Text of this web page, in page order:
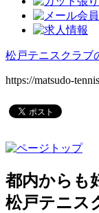
松戸テニスクラブ
https://matsudo-
都内からも
松戸テニス